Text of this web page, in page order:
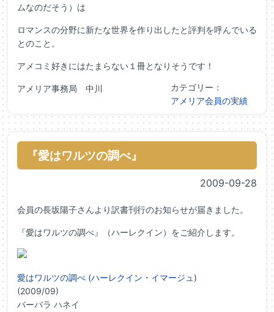
ムなのだそう）は
ロマンスの分野に新たな世界を作り出したと評判を呼んでいる
とのこと。
アメコミ好きにはたまらない１冊となりそうです！
アメリア事務局 中川
カテゴリー：
アメリア会員の実績
『愛はワルツの調べ』
2009-09-28
会員の長坂陽子さんより訳書刊行のお知らせが届きました。
『愛はワルツの調べ』（ハーレクイン）をご紹介します。
愛はワルツの調べ (ハーレクイン・イマージュ)
(2009/09)
バーバラ ハネイ